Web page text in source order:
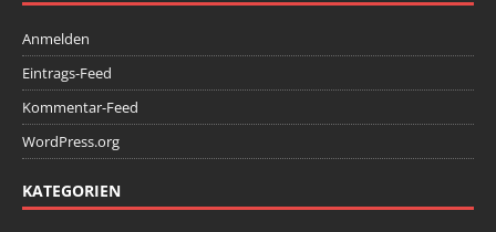
Anmelden
Eintrags-Feed
Kommentar-Feed
WordPress.org
KATEGORIEN